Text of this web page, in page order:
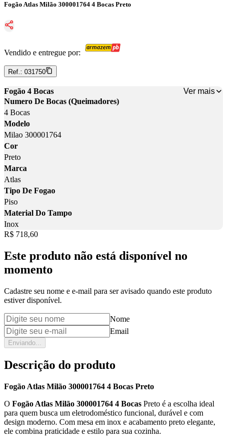
Fogão Atlas Milão 300001764 4 Bocas Preto
Vendido e entregue por:
Ref.: 031750
Fogão 4 Bocas
Ver mais
Numero De Bocas (Queimadores)
4 Bocas
Modelo
Milao 300001764
Cor
Preto
Marca
Atlas
Tipo De Fogao
Piso
Material Do Tampo
Inox
Price:
R$ 718,60
Este produto não está disponível no
momento
Cadastre seu nome e e-mail para ser avisado quando este produto
estiver disponível.
Nome
Email
Enviando...
Descrição do produto
Fogão Atlas Milão 300001764 4 Bocas Preto
O Fogão Atlas Milão 300001764 4 Bocas Preto é a escolha ideal
para quem busca um eletrodoméstico funcional, durável e com
design moderno. Com mesa em inox e acabamento preto elegante,
ele combina praticidade e estilo para sua cozinha.